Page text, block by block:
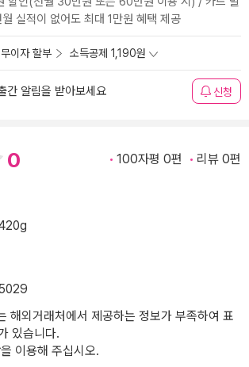
실적이 없어도 최대 1만원 혜택 제공
무이자 할부 소득공제 1,190원
간 알림을 받아보세요 신청
0 100자평 0편 리뷰 0편
해외거래처에서 제공하는 정보가 부족하여 표
있습니다.
을 이용해 주십시오.